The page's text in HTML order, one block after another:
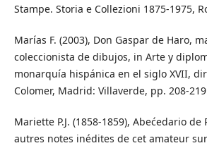
Stampe. Storia e Collezioni 1875-1975,
Marías F. (2003), Don Gaspar de Haro,
coleccionista de dibujos, in Arte y
monarquía hispánica en el siglo XVII,
Colomer, Madrid: Villaverde, pp. 208-
Mariette P.J. (1858-1859), Abećedario de
autres notes inédites de cet amateur